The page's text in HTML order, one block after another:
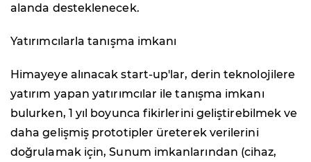
alanda desteklenecek.
Yatırımcılarla tanışma imkanı
Himayeye alınacak start-up'lar, derin teknolojilere
yatırım yapan yatırımcılar ile tanışma imkanı
bulurken, 1 yıl boyunca fikirlerini geliştirebilmek ve
daha gelişmiş prototipler üreterek verilerini
doğrulamak için, Sunum imkanlarından (cihaz,